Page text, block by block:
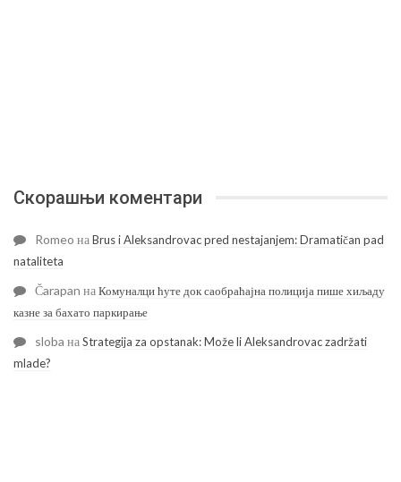
Скорашњи коментари
Romeo наBrus i Aleksandrovac pred nestajanjem: Dramatičan pad
nataliteta
Čarapan наКомуналци ћуте док саобраћајна полиција пише хиљаду
казне за бахато паркирање
sloba наStrategija za opstanak: Može li Aleksandrovac zadržati
mlade?